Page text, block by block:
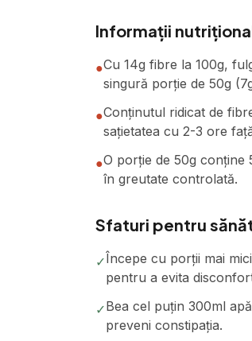
Informații
●Cu 14g fibre la 100g,
singură porție de 50g
●Conținutul ridicat de
sațietatea cu 2-3 ore
●O porție de 50g conține
în greutate controlată.
Sfaturi pentru
✓Începe cu porții mai
pentru a evita
✓Bea cel puțin 300ml
preveni constipația.